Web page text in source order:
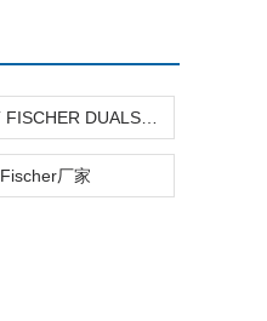
Fischer厂家